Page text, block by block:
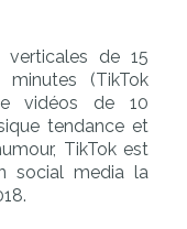
de 15
(TikTok
vidéos de 10
tendance et
TikTok est
social media la